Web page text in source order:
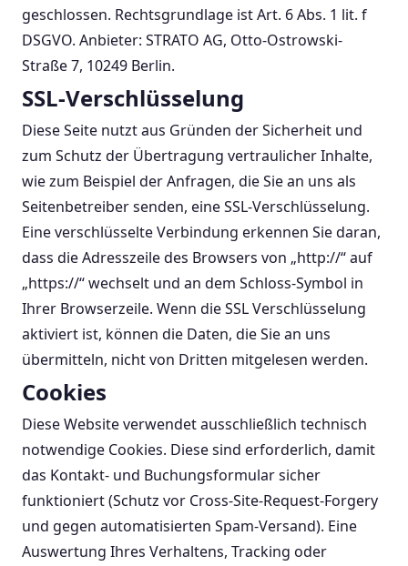
geschlossen. Rechtsgrundlage ist Art. 6 Abs. 1 lit. f
DSGVO. Anbieter: STRATO AG, Otto-Ostrowski-
Straße 7, 10249 Berlin.
SSL-Verschlüsselung
Diese Seite nutzt aus Gründen der Sicherheit und
zum Schutz der Übertragung vertraulicher Inhalte,
wie zum Beispiel der Anfragen, die Sie an uns als
Seitenbetreiber senden, eine SSL-Verschlüsselung.
Eine verschlüsselte Verbindung erkennen Sie daran,
dass die Adresszeile des Browsers von „http://“ auf
„https://“ wechselt und an dem Schloss-Symbol in
Ihrer Browserzeile. Wenn die SSL Verschlüsselung
aktiviert ist, können die Daten, die Sie an uns
übermitteln, nicht von Dritten mitgelesen werden.
Cookies
Diese Website verwendet ausschließlich technisch
notwendige Cookies. Diese sind erforderlich, damit
das Kontakt- und Buchungsformular sicher
funktioniert (Schutz vor Cross-Site-Request-Forgery
und gegen automatisierten Spam-Versand). Eine
Auswertung Ihres Verhaltens, Tracking oder